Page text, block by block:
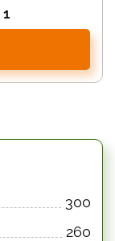
1
300
260